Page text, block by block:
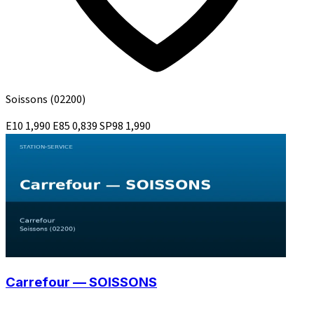
Soissons (02200)
E10 1,990 E850,839SP98 1,990
Carrefour — SOISSONS